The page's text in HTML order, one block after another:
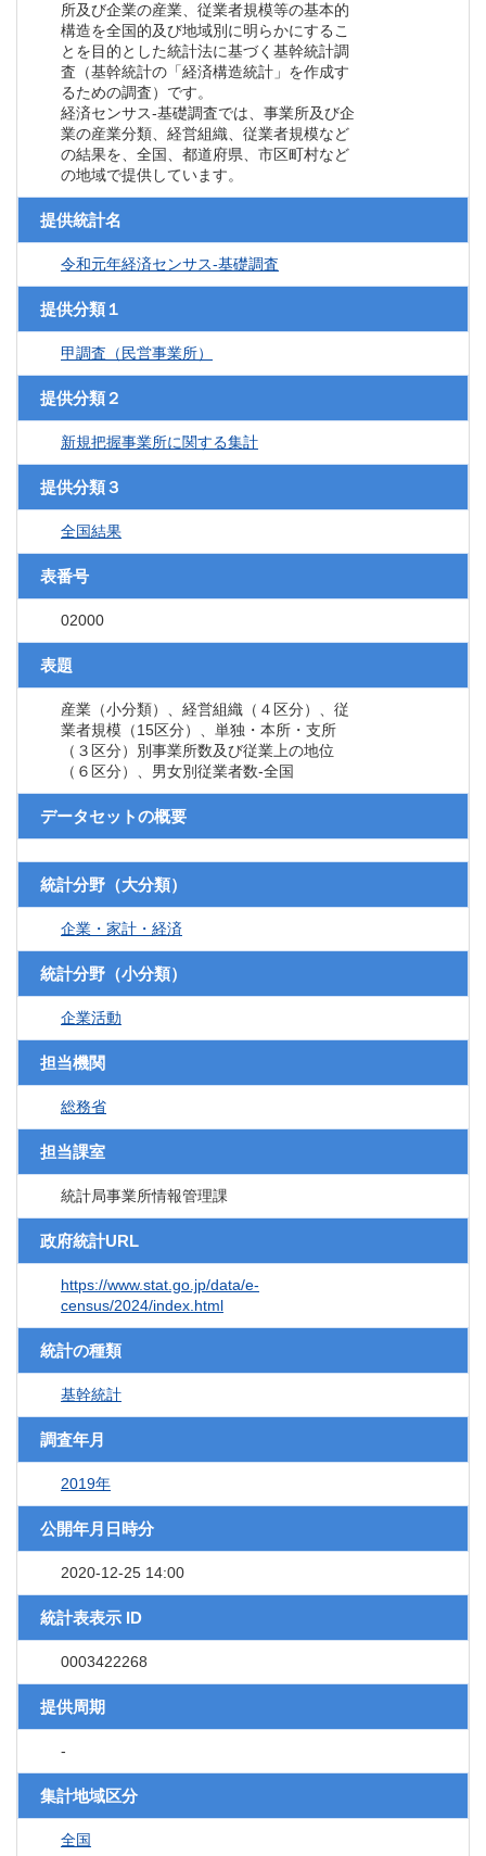
所及び企業の産業、従業者規模等の基本的
構造を全国的及び地域別に明らかにするこ
とを目的とした統計法に基づく基幹統計調
査（基幹統計の「経済構造統計」を作成す
るための調査）です。
経済センサス‐基礎調査では、事業所及び企
業の産業分類、経営組織、従業者規模など
の結果を、全国、都道府県、市区町村など
の地域で提供しています。
提供統計名
令和元年経済センサス‐基礎調査
提供分類１
甲調査（民営事業所）
提供分類２
新規把握事業所に関する集計
提供分類３
全国結果
表番号
02000
表題
産業（小分類）、経営組織（４区分）、従
業者規模（15区分）、単独・本所・支所
（３区分）別事業所数及び従業上の地位
（６区分）、男女別従業者数‐全国
データセットの概要
統計分野（大分類）
企業・家計・経済
統計分野（小分類）
企業活動
担当機関
総務省
担当課室
統計局事業所情報管理課
政府統計URL
https://www.stat.go.jp/data/e-
census/2024/index.html
統計の種類
基幹統計
調査年月
2019年
公開年月日時分
2020-12-25 14:00
統計表表示 ID
0003422268
提供周期
-
集計地域区分
全国